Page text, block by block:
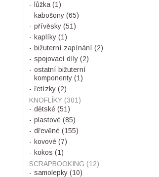
lůžka (1)
kabošony (65)
přívěsky (51)
kaplíky (1)
bižuterní zapínání (2)
spojovací díly (2)
ostatní bižuterní
komponenty (1)
řetízky (2)
KNOFLÍKY (301)
dětské (51)
plastové (85)
dřevěné (155)
kovové (7)
kokos (1)
SCRAPBOOKING (12)
samolepky (10)